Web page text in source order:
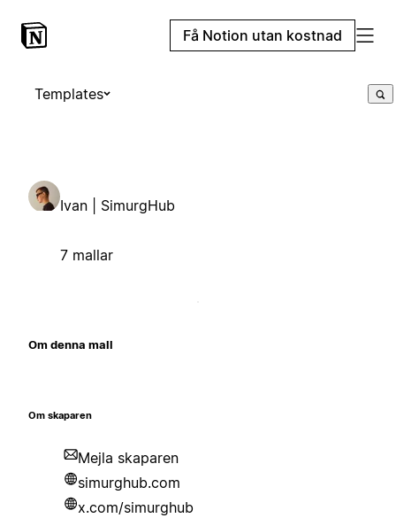
Få Notion utan kostnad
Templates
Ivan | SimurgHub
7 mallar
Om denna mall
Om skaparen
Mejla skaparen
simurghub.com
x.com/simurghub